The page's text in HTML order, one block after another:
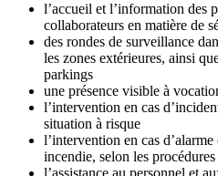
l’accueil et l’information des
collaborateurs en matière de
des rondes de surveillance
les zones extérieures, ainsi
parkings
une présence visible à
l’intervention en cas
situation à risque
l’intervention en cas
incendie, selon les